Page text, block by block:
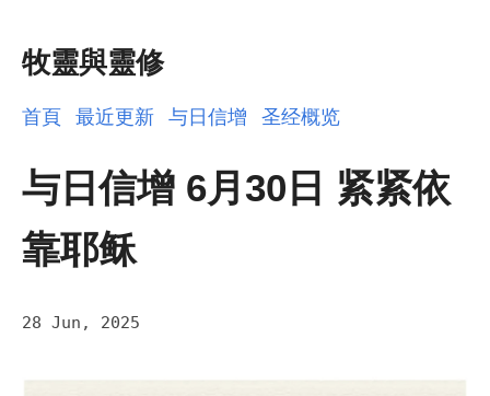
牧靈與靈修
首頁 最近更新 与日信增 圣经概览
与日信增 6月30日 紧紧依
靠耶稣
28 Jun, 2025